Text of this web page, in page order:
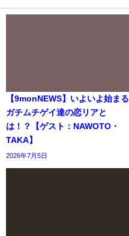
【9monNEWS】いよいよ始まる
ガチムチゲイ達の恋リアと
は！？【ゲスト：NAWOTO・
TAKA】
2026年7月5日